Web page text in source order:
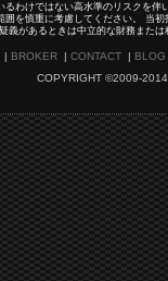
わけではない高水準のリスクを
囲を慎重に考慮してください。 当
義があるときは中立的な財務また
BROKER| CONTACT| BLOG
COPYRIGHT ©2009-